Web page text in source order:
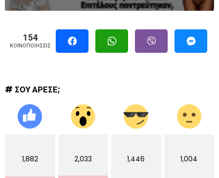
154
ΚΟΙΝΟΠΟΙΉΣΕΙΣ
# ΣΟΥ ΑΡΕΣΕ;
1,882 2,033 1,446 1,004